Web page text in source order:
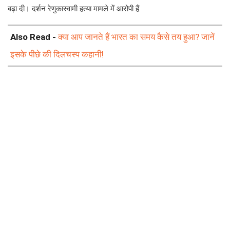
बढ़ा दी। दर्शन रेणुकास्वामी हत्या मामले में आरोपी हैं.
Also Read -क्या आप जानते हैं भारत का समय कैसे तय हुआ? जानें
इसके पीछे की दिलचस्प कहानी!